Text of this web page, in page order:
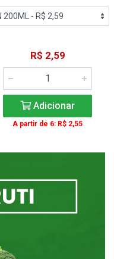
R$ 2,59
Adicionar
A partir de 6: R$ 2,55